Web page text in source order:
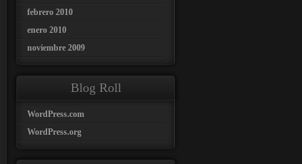
febrero 2010
enero 2010
noviembre 2009
Blog Roll
WordPress.com
WordPress.org